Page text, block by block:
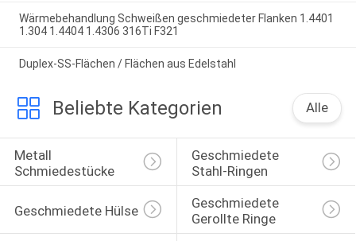
Wärmebehandlung Schweißen geschmiedeter Flanken 1.4401
1.304 1.4404 1.4306 316Ti F321
Duplex-SS-Flächen / Flächen aus Edelstahl
Beliebte Kategorien Alle
Metall
Schmiedestücke
Geschmiedete
Stahl-Ringen
Geschmiedete Hülse
Geschmiedete
Gerollte Ringe